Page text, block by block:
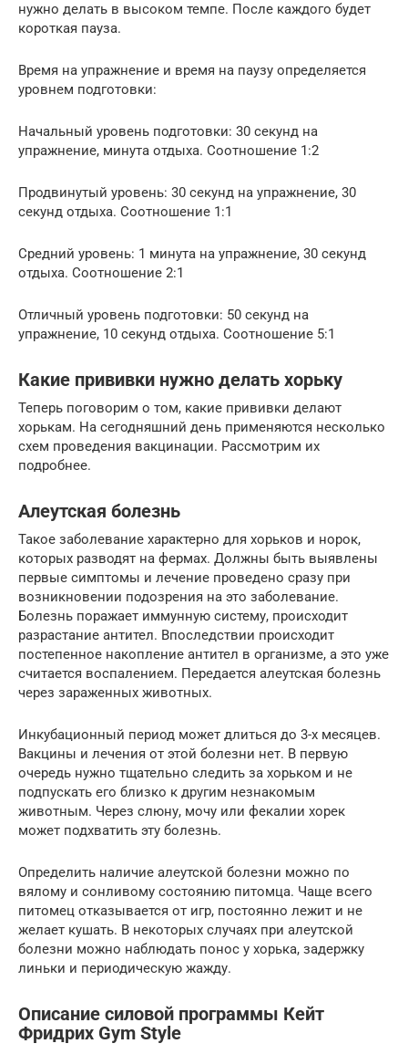
нужно делать в высоком темпе. После каждого будет
короткая пауза.
Время на упражнение и время на паузу определяется
уровнем подготовки:
Начальный уровень подготовки: 30 секунд на
упражнение, минута отдыха. Соотношение 1:2
Продвинутый уровень: 30 секунд на упражнение, 30
секунд отдыха. Соотношение 1:1
Средний уровень: 1 минута на упражнение, 30 секунд
отдыха. Соотношение 2:1
Отличный уровень подготовки: 50 секунд на
упражнение, 10 секунд отдыха. Соотношение 5:1
Какие прививки нужно делать хорьку
Теперь поговорим о том, какие прививки делают
хорькам. На сегодняшний день применяются несколько
схем проведения вакцинации. Рассмотрим их
подробнее.
Алеутская болезнь
Такое заболевание характерно для хорьков и норок,
которых разводят на фермах. Должны быть выявлены
первые симптомы и лечение проведено сразу при
возникновении подозрения на это заболевание.
Болезнь поражает иммунную систему, происходит
разрастание антител. Впоследствии происходит
постепенное накопление антител в организме, а это уже
считается воспалением. Передается алеутская болезнь
через зараженных животных.
Инкубационный период может длиться до 3-х месяцев.
Вакцины и лечения от этой болезни нет. В первую
очередь нужно тщательно следить за хорьком и не
подпускать его близко к другим незнакомым
животным. Через слюну, мочу или фекалии хорек
может подхватить эту болезнь.
Определить наличие алеутской болезни можно по
вялому и сонливому состоянию питомца. Чаще всего
питомец отказывается от игр, постоянно лежит и не
желает кушать. В некоторых случаях при алеутской
болезни можно наблюдать понос у хорька, задержку
линьки и периодическую жажду.
Описание силовой программы Кейт
Фридрих Gym Style